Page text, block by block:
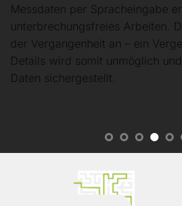
Messdaten per Spracheingabe
unterbrechungsfreies Arbeiten.
der Vergangenheit an – ein
Details wird somit unmöglich
Daten sichergestellt.